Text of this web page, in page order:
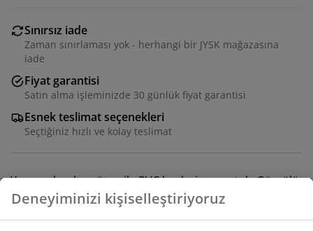
Sınırsız iade
Zaman sınırlaması yok - herhangi bir JYSK mağazasına
iade
Fiyat garantisi
Satın alma işleminizde 30 günlük fiyat garantisi
Esnek teslimat seçenekleri
Seçtiğiniz hızlı ve kolay teslimat
Yumuşak velur yüzey ile PVC kaplı şişme yatak. Gömülü
yastık ve elektrikli pompa. Saklama çantası dahil. G156 x
U201 x Y46 cm
Deneyiminizi kişiselleştiriyoruz